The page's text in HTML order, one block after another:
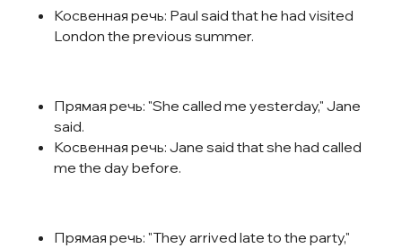
Косвенная речь: Paul said that he had visited
London the previous summer.
Прямая речь: "She called me yesterday," Jane
said.
Косвенная речь: Jane said that she had called
me the day before.
Прямая речь: "They arrived late to the party,"